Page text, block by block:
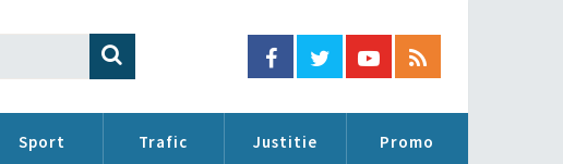
Sport Trafic Justitie Promo